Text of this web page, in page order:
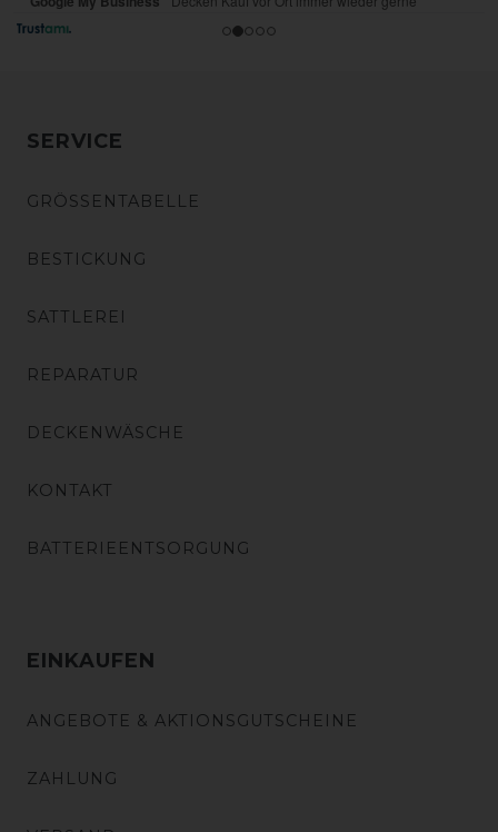
SERVICE
GRÖSSENTABELLE
BESTICKUNG
SATTLEREI
REPARATUR
DECKENWÄSCHE
KONTAKT
BATTERIEENTSORGUNG
EINKAUFEN
ANGEBOTE & AKTIONSGUTSCHEINE
ZAHLUNG